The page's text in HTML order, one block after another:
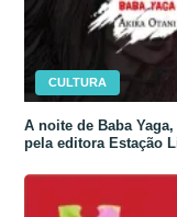
CULTURA
A noite de Baba
pela editora Estação